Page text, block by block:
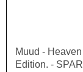
Muud -
Edition. -